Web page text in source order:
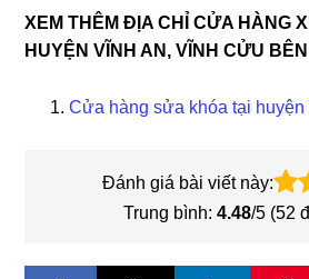
XEM THÊM ĐỊA CHỈ CỬA HÀNG
HUYỆN VĨNH AN, VĨNH CỬU
Cửa hàng sửa khóa tại huyện
Đánh giá bài viết này:
Trung bình: 4.48/5 (52